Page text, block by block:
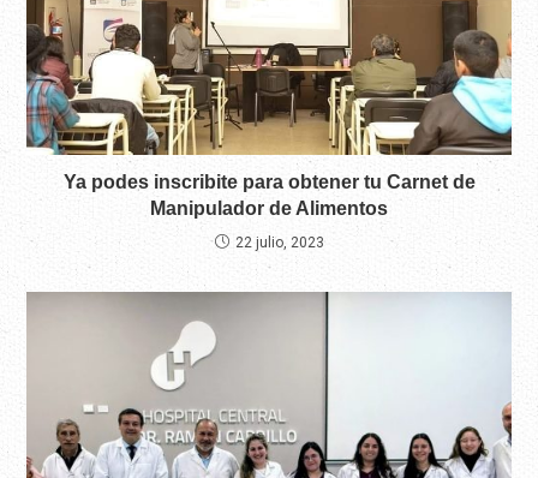
Ya podes inscribite para obtener tu Carnet de
Manipulador de Alimentos
22 julio, 2023